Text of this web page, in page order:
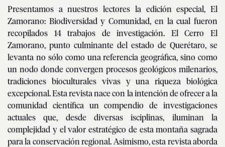
Presentamos a nuestros lectores la edición especial, El
Zamorano: Biodiversidad y Comunidad, en la cual fueron
recopilados 14 trabajos de investigación. El Cerro El
Zamorano, punto culminante del estado de Querétaro, se
levanta no sólo como una referencia geográfica, sino como
un nodo donde convergen procesos geológicos milenarios,
tradiciones bioculturales vivas y una riqueza biológica
excepcional. Esta revista nace con la intención de ofrecer a la
comunidad científica un compendio de investigaciones
actuales que, desde diversas isciplinas, iluminan la
complejidad y el valor estratégico de esta montaña sagrada
para la conservación regional. Asimismo, esta revista aborda